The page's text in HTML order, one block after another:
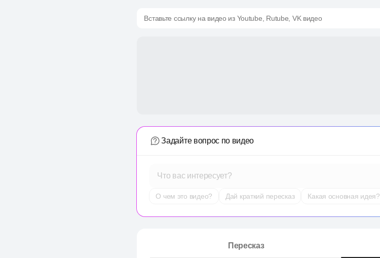
Вставьте ссылку на видео из Youtube, Rutube, VK видео
Задайте вопрос по видео
Что вас интересует?
О чем это видео? Дай краткий пересказ Какая основная идея?
Пересказ